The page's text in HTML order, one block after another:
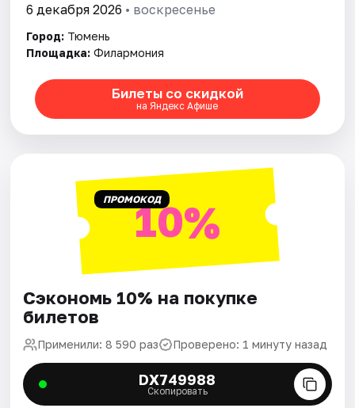
6 декабря 2026 • воскресенье
Город: Тюмень
Площадка: Филармония
Билеты со скидкой
на Яндекс Афише
ПРОМОКОД10%
Сэкономь 10% на покупке
билетов
Применили: 8 590 раз Проверено: 1 минуту назад
DX749988
Скопировать